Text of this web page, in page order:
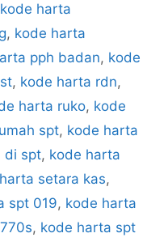
kode harta
, kode harta
pph badan, kode
, kode harta rdn,
harta ruko, kode
spt, kode harta
di spt, kode harta
setara kas,
spt 019, kode harta
, kode harta spt